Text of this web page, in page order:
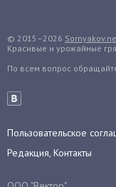
Гуава
Гузмания
Дайкон
Дендробиум
Денежное дерево
© 2015–2026
Красивые и урожайные
По всем вопрос
Пользовательское
Редакция, Контакты